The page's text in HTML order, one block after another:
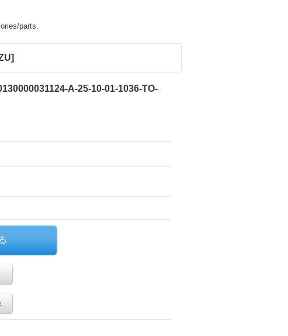
parts.
]
A-25-10-01-1036-TO-